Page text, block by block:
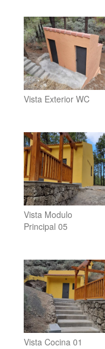
Vista Exterior WC
Vista Modulo
Principal 05
Vista Cocina 01